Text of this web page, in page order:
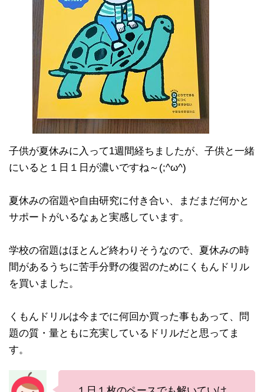
子供が夏休みに入って1週間経ちましたが、子供と一緒
にいると１日１日が濃いですね～(;^ω^)
夏休みの宿題や自由研究に付き合い、まだまだ何かと
サポートがいるなぁと実感しています。
学校の宿題はほとんど終わりそうなので、夏休みの時
間があるうちに苦手分野の復習のためにくもんドリル
を買いました。
くもんドリルは今までに何回か買った事もあって、問
題の質・量ともに充実しているドリルだと思ってま
す。